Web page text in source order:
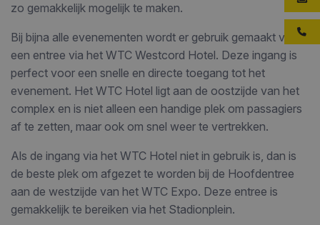
zo gemakkelijk mogelijk te maken.
Bij bijna alle evenementen wordt er gebruik gemaakt van
een entree via het WTC Westcord Hotel. Deze ingang is
perfect voor een snelle en directe toegang tot het
evenement. Het WTC Hotel ligt aan de oostzijde van het
complex en is niet alleen een handige plek om passagiers
af te zetten, maar ook om snel weer te vertrekken.
Als de ingang via het WTC Hotel niet in gebruik is, dan is
de beste plek om afgezet te worden bij de Hoofdentree
aan de westzijde van het WTC Expo. Deze entree is
gemakkelijk te bereiken via het Stadionplein.